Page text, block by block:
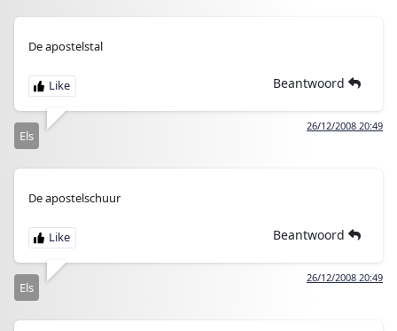
De apostelstal
Beantwoord
26/12/2008 20:49
Els
De apostelschuur
Beantwoord
26/12/2008 20:49
Els